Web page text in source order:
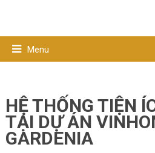
Menu
HỆ THỐNG TIỆN
TẠI DỰ ÁN
GARDENIA